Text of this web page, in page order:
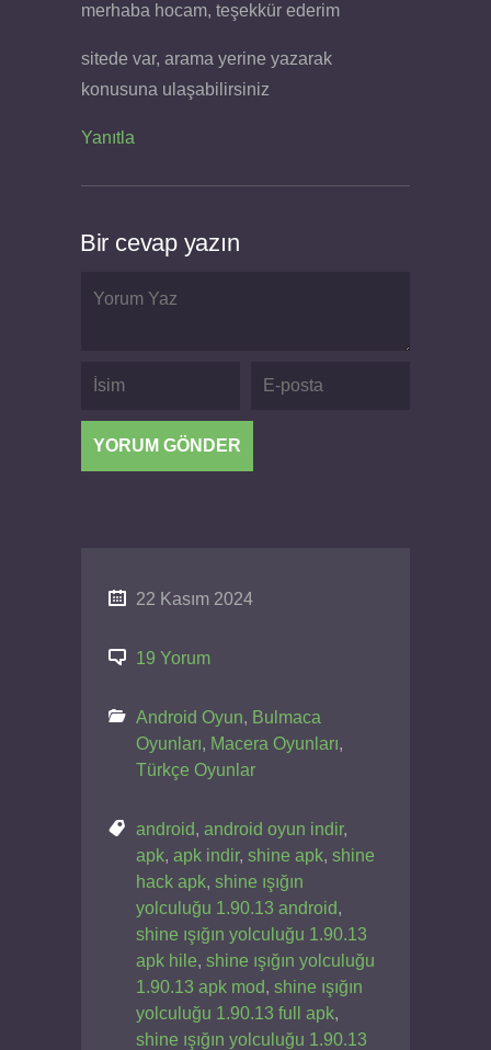
merhaba hocam, teşekkür ederim
sitede var, arama yerine yazarak
konusuna ulaşabilirsiniz
Yanıtla
Bir cevap yazın
22 Kasım 2024
19 Yorum
Android Oyun, Bulmaca
Oyunları, Macera Oyunları,
Türkçe Oyunlar
android, android oyun indir,
apk, apk indir, shine apk, shine
hack apk, shine ışığın
yolculuğu 1.90.13 android,
shine ışığın yolculuğu 1.90.13
apk hile, shine ışığın yolculuğu
1.90.13 apk mod, shine ışığın
yolculuğu 1.90.13 full apk,
shine ışığın yolculuğu 1.90.13